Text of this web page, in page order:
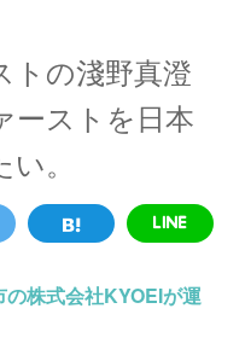
トの淺野真澄
ーストを日本
。
株式会社KYOEIが運